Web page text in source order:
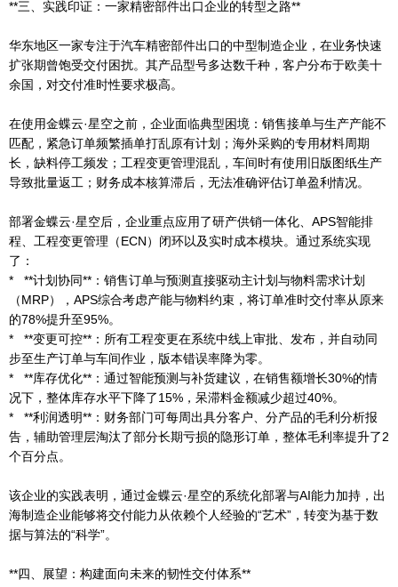
**三、实践印证：一家精密部件出口企业的转型之路**
华东地区一家专注于汽车精密部件出口的中型制造企业，在业务快速
扩张期曾饱受交付困扰。其产品型号多达数千种，客户分布于欧美十
余国，对交付准时性要求极高。
在使用金蝶云·星空之前，企业面临典型困境：销售接单与生产产能不
匹配，紧急订单频繁插单打乱原有计划；海外采购的专用材料周期
长，缺料停工频发；工程变更管理混乱，车间时有使用旧版图纸生产
导致批量返工；财务成本核算滞后，无法准确评估订单盈利情况。
部署金蝶云·星空后，企业重点应用了研产供销一体化、APS智能排
程、工程变更管理（ECN）闭环以及实时成本模块。通过系统实现
了：
* **计划协同**：销售订单与预测直接驱动主计划与物料需求计划
（MRP），APS综合考虑产能与物料约束，将订单准时交付率从原来
的78%提升至95%。
* **变更可控**：所有工程变更在系统中线上审批、发布，并自动同
步至生产订单与车间作业，版本错误率降为零。
* **库存优化**：通过智能预测与补货建议，在销售额增长30%的情
况下，整体库存水平下降了15%，呆滞料金额减少超过40%。
* **利润透明**：财务部门可每周出具分客户、分产品的毛利分析报
告，辅助管理层淘汰了部分长期亏损的隐形订单，整体毛利率提升了2
个百分点。
该企业的实践表明，通过金蝶云·星空的系统化部署与AI能力加持，出
海制造企业能够将交付能力从依赖个人经验的“艺术”，转变为基于数
据与算法的“科学”。
**四、展望：构建面向未来的韧性交付体系**